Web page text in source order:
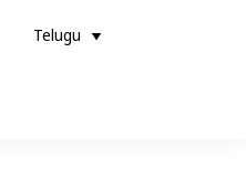
Telugu